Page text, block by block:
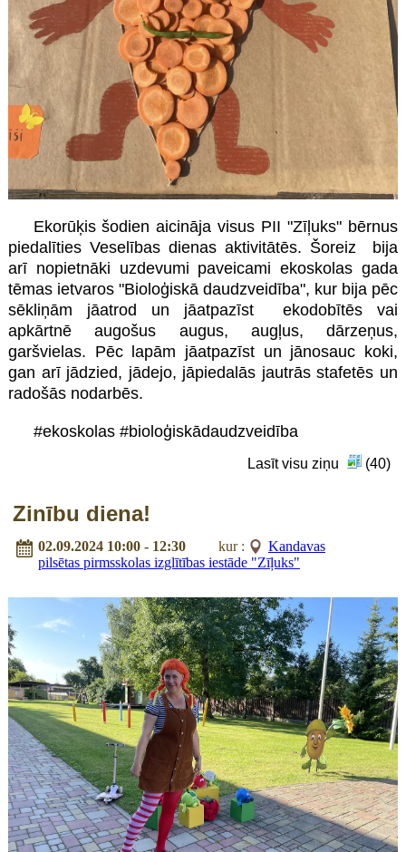
Ekorūķis šodien aicināja visus PII "Zīļuks" bērnus
piedalīties Veselības dienas aktivitātēs. Šoreiz bija
arī nopietnāki uzdevumi paveicami ekoskolas gada
tēmas ietvaros "Bioloģiskā daudzveidība", kur bija pēc
sēkliņām jāatrod un jāatpazīst ekodobītēs vai
apkārtnē augošus augus, augļus, dārzeņus,
garšvielas. Pēc lapām jāatpazīst un jānosauc koki,
gan arī jādzied, jādejo, jāpiedalās jautrās stafetēs un
radošās nodarbēs.
#ekoskolas #bioloģiskādaudzveidība
Lasīt visu ziņu (40)
Zinību diena!
02.09.2024 10:00 - 12:30 kur :
Kandavas
pilsētas pirmsskolas izglītības iestāde "Zīļuks"